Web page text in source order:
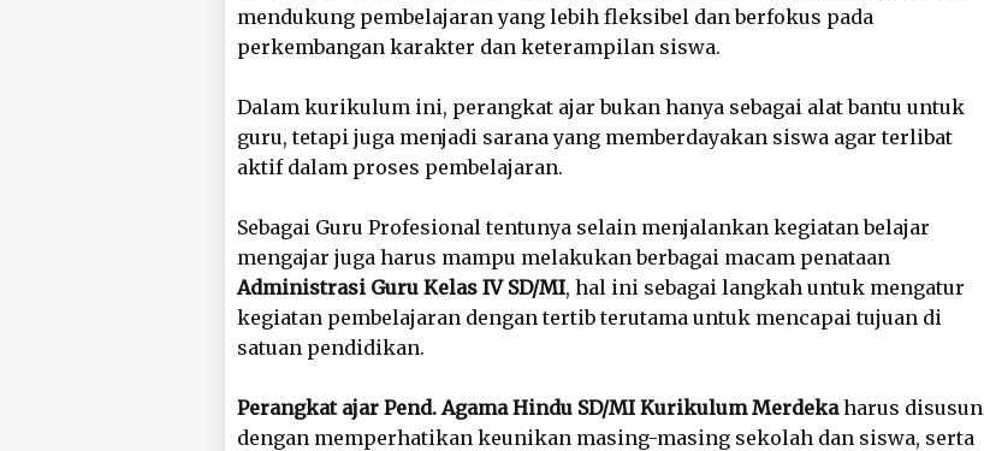
mendukung pembelajaran yang lebih fleksibel dan berfokus pada
perkembangan karakter dan keterampilan siswa.
Dalam kurikulum ini, perangkat ajar bukan hanya sebagai alat bantu untuk
guru, tetapi juga menjadi sarana yang memberdayakan siswa agar terlibat
aktif dalam proses pembelajaran.
Sebagai Guru Profesional tentunya selain menjalankan kegiatan belajar
mengajar juga harus mampu melakukan berbagai macam penataan
Administrasi Guru Kelas IV SD/MI, hal ini sebagai langkah untuk mengatur
kegiatan pembelajaran dengan tertib terutama untuk mencapai tujuan di
satuan pendidikan.
Perangkat ajar Pend. Agama Hindu SD/MI Kurikulum Merdekaharus disusun
dengan memperhatikan keunikan masing-masing sekolah dan siswa, serta